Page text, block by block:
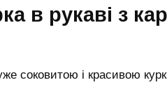
в рукаві з
соковитою і красивою